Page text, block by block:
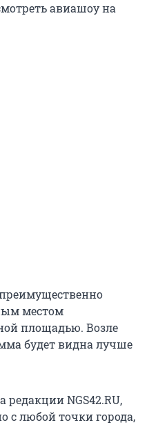
авиашоу на
местом
площадью. Возле
будет видна лучше
NGS42.RU,
с любой точки города,